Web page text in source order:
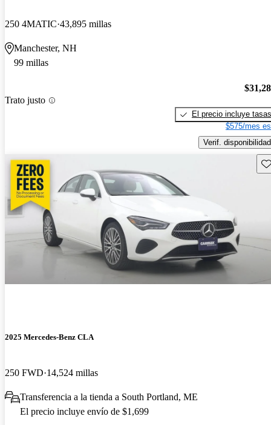
250 4MATIC 43,895 millas
Manchester, NH
99 millas
Trato justo
El precio incluye tasas
$575/mes
Verif. disponibilidad
2025 Mercedes-Benz CLA
250 FWD 14,524 millas
Transferencia a la tienda a South Portland, ME
El precio incluye envío de $1,699